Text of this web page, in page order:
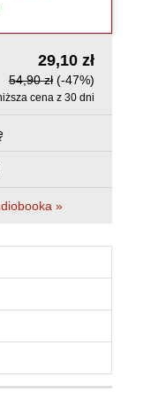
29,10 zł
54,90 zł (-47%)
cena z 30 dni
»